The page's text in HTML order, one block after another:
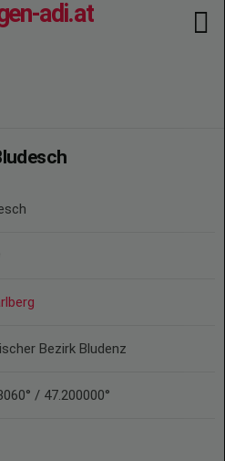
Bezirk Bludenz
/ 47.200000°